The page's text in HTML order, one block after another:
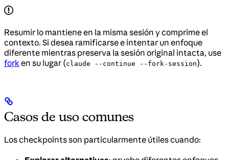
Resumir lo mantiene en la misma sesión y comprime el
contexto. Si desea ramificarse e intentar un enfoque
diferente mientras preserva la sesión original intacta, use
forken su lugar (claude --continue --fork-session).
Casos de uso comunes
Los checkpoints son particularmente útiles cuando: